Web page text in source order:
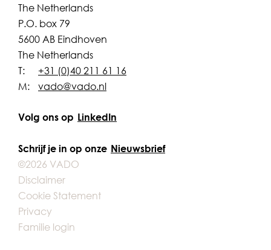
The Netherlands
P.O. box 79
5600 AB Eindhoven
The Netherlands
T: +31 (0)40 211 61 16
M: vado@vado.nl
Volg ons op LinkedIn
Schrijf je in op onze Nieuwsbrief
©2026 VADO
Disclaimer
Cookie Statement
Privacy
Familie login